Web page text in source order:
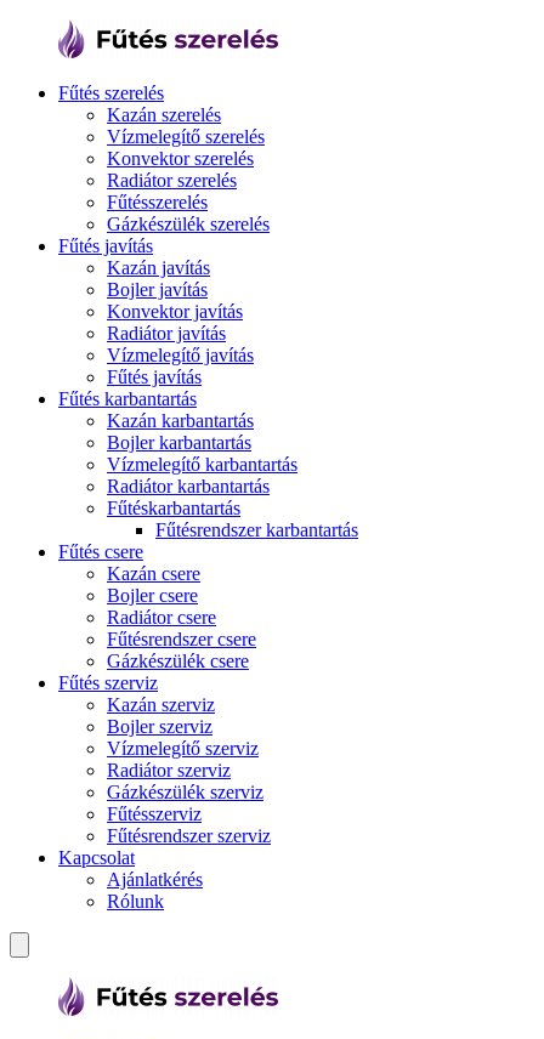
Fűtés szerelés
Kazán szerelés
Vízmelegítő szerelés
Konvektor szerelés
Radiátor szerelés
Fűtésszerelés
Gázkészülék szerelés
Fűtés javítás
Kazán javítás
Bojler javítás
Konvektor javítás
Radiátor javítás
Vízmelegítő javítás
Fűtés javítás
Fűtés karbantartás
Kazán karbantartás
Bojler karbantartás
Vízmelegítő karbantartás
Radiátor karbantartás
Fűtéskarbantartás
Fűtésrendszer karbantartás
Fűtés csere
Kazán csere
Bojler csere
Radiátor csere
Fűtésrendszer csere
Gázkészülék csere
Fűtés szerviz
Kazán szerviz
Bojler szerviz
Vízmelegítő szerviz
Radiátor szerviz
Gázkészülék szerviz
Fűtésszerviz
Fűtésrendszer szerviz
Kapcsolat
Ajánlatkérés
Rólunk